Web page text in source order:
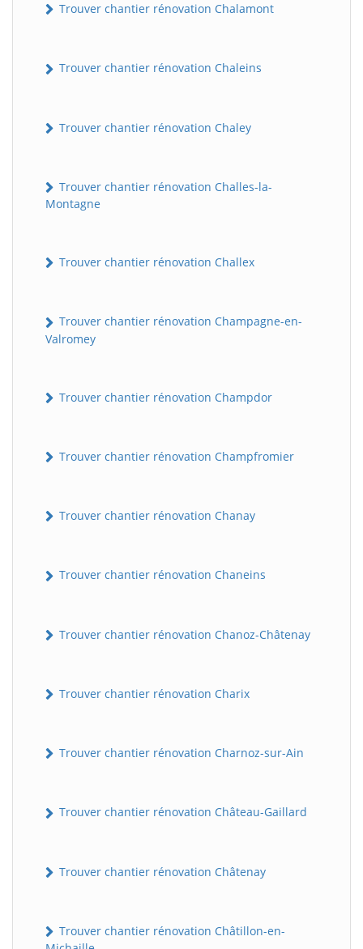
Trouver chantier rénovation Chalamont
Trouver chantier rénovation Chaleins
Trouver chantier rénovation Chaley
Trouver chantier rénovation Challes-la-
Montagne
Trouver chantier rénovation Challex
Trouver chantier rénovation Champagne-en-
Valromey
Trouver chantier rénovation Champdor
Trouver chantier rénovation Champfromier
Trouver chantier rénovation Chanay
Trouver chantier rénovation Chaneins
Trouver chantier rénovation Chanoz-Châtenay
Trouver chantier rénovation Charix
Trouver chantier rénovation Charnoz-sur-Ain
Trouver chantier rénovation Château-Gaillard
Trouver chantier rénovation Châtenay
Trouver chantier rénovation Châtillon-en-